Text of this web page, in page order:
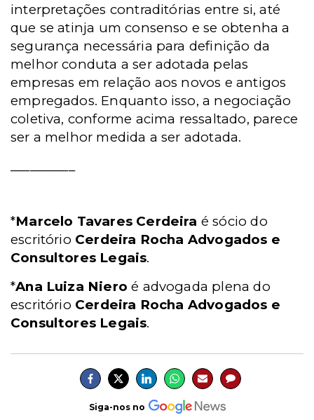
interpretações contraditórias entre si, até
que se atinja um consenso e se obtenha a
segurança necessária para definição da
melhor conduta a ser adotada pelas
empresas em relação aos novos e antigos
empregados. Enquanto isso, a negociação
coletiva, conforme acima ressaltado, parece
ser a melhor medida a ser adotada.
*Marcelo Tavares Cerdeira é sócio do
escritório Cerdeira Rocha Advogados e
Consultores Legais.
*Ana Luiza Niero é advogada plena do
escritório Cerdeira Rocha Advogados e
Consultores Legais.
Siga-nos no